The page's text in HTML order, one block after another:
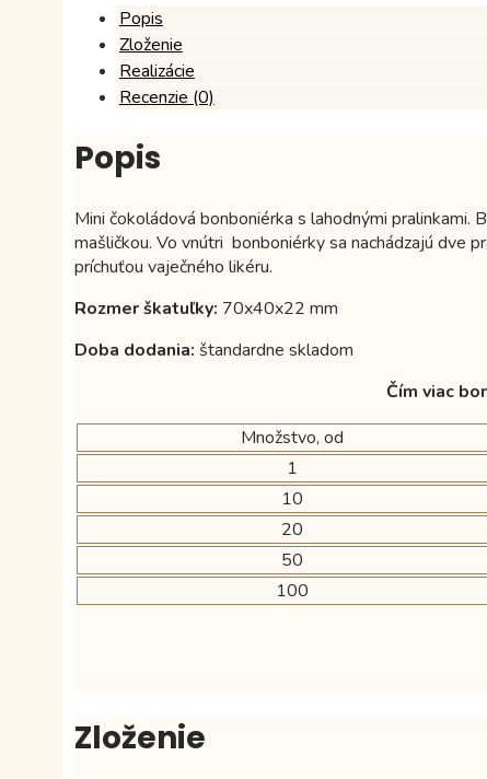
Popis
Zloženie
Realizácie
Recenzie (0)
Popis
Mini čokoládová bonboniérka s lahodnými
mašličkou. Vo vnútri bonboniérky sa nachádzajú dve
príchuťou vaječného likéru.
Rozmer škatuľky: 70x40x22 mm
Doba dodania: štandardne skladom
Čím viac
Množstvo, od
1
10
20
50
100
Zloženie